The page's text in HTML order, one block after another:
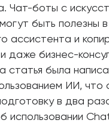
Чат-боты с
быть полезны
ассистента и
даже бизнес-
статья была
ИИ, что
в два
использовании